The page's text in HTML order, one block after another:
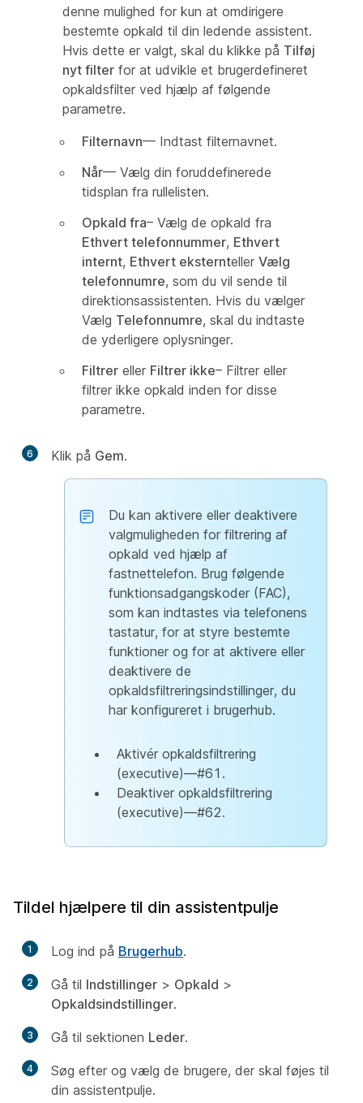
denne mulighed for kun at omdirigere
bestemte opkald til din ledende assistent.
Hvis dette er valgt, skal du klikke på Tilføj
nyt filter for at udvikle et brugerdefineret
opkaldsfilter ved hjælp af følgende
parametre.
Filternavn— Indtast filternavnet.
Når— Vælg din foruddefinerede
tidsplan fra rullelisten.
Opkald fra– Vælg de opkald fra
Ethvert telefonnummer, Ethvert
internt, Ethvert eksternteller Vælg
telefonnumre, som du vil sende til
direktionsassistenten. Hvis du vælger
Vælg Telefonnumre, skal du indtaste
de yderligere oplysninger.
Filtrer eller Filtrer ikke– Filtrer eller
filtrer ikke opkald inden for disse
parametre.
6 Klik på Gem.
Du kan aktivere eller deaktivere
valgmuligheden for filtrering af
opkald ved hjælp af
fastnettelefon. Brug følgende
funktionsadgangskoder (FAC),
som kan indtastes via telefonens
tastatur, for at styre bestemte
funktioner og for at aktivere eller
deaktivere de
opkaldsfiltreringsindstillinger, du
har konfigureret i brugerhub.
Aktivér opkaldsfiltrering
(executive)—#61.
Deaktiver opkaldsfiltrering
(executive)—#62.
Tildel hjælpere til din assistentpulje
1 Log ind på Brugerhub.
2 Gå til Indstillinger > Opkald >
Opkaldsindstillinger.
3 Gå til sektionen Leder.
4
Søg efter og vælg de brugere, der skal føjes til
din assistentpulje.